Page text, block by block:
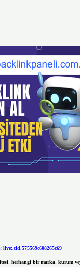
live:.cid.575569c608265c69
herhangi bir marka, kurum